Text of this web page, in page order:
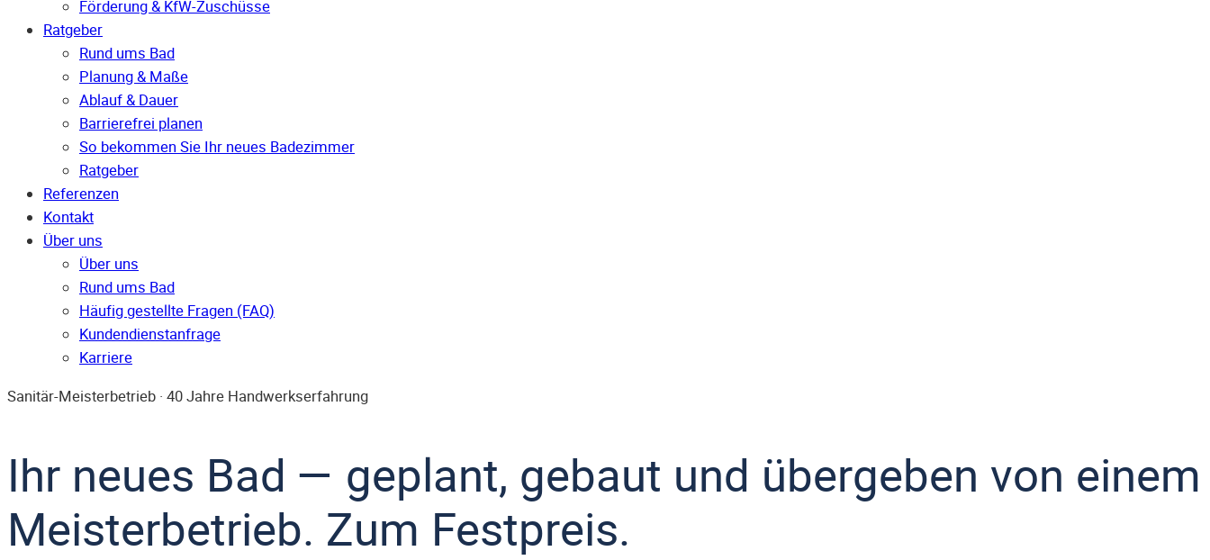
Förderung & KfW-Zuschüsse
Ratgeber
Rund ums Bad
Planung & Maße
Ablauf & Dauer
Barrierefrei planen
So bekommen Sie Ihr neues Badezimmer
Ratgeber
Referenzen
Kontakt
Über uns
Über uns
Rund ums Bad
Häufig gestellte Fragen (FAQ)
Kunden­dienst­anfrage
Karriere
Sanitär-Meisterbetrieb · 40 Jahre Handwerkserfahrung
Ihr neues Bad — geplant, gebaut und übergeben von einem
Meisterbetrieb. Zum Festpreis.